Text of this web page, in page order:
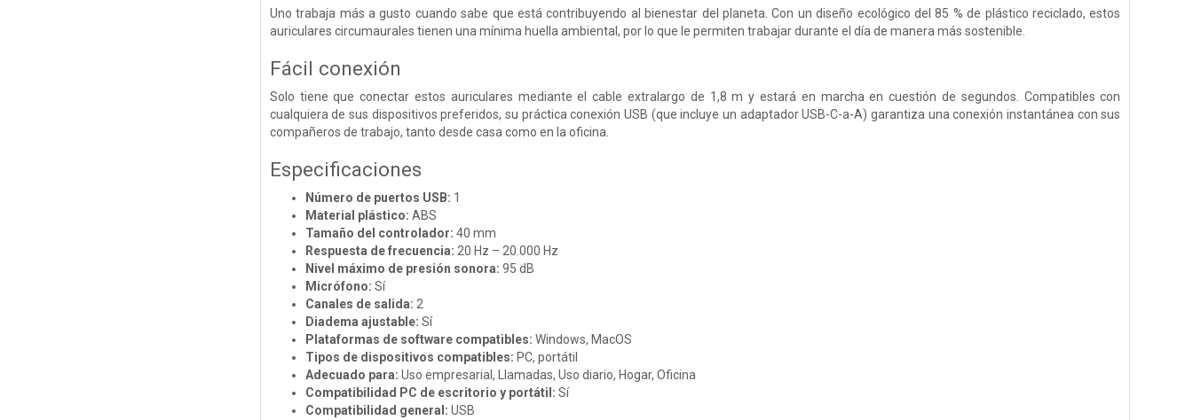
Uno trabaja más a gusto cuando sabe que está contribuyendo al bienestar del planeta. Con un diseño ecológico del 85 % de plástico reciclado, estos
auriculares circumaurales tienen una mínima huella ambiental, por lo que le permiten trabajar durante el día de manera más sostenible.
Fácil conexión
Solo tiene que conectar estos auriculares mediante el cable extralargo de 1,8 m y estará en marcha en cuestión de segundos. Compatibles con
cualquiera de sus dispositivos preferidos, su práctica conexión USB (que incluye un adaptador USB-C-a-A) garantiza una conexión instantánea con sus
compañeros de trabajo, tanto desde casa como en la oficina.
Especificaciones
Número de puertos USB: 1
Material plástico: ABS
Tamaño del controlador: 40 mm
Respuesta de frecuencia: 20 Hz – 20.000 Hz
Nivel máximo de presión sonora: 95 dB
Micrófono: Sí
Canales de salida: 2
Diadema ajustable: Sí
Plataformas de software compatibles: Windows, MacOS
Tipos de dispositivos compatibles: PC, portátil
Adecuado para: Uso empresarial, Llamadas, Uso diario, Hogar, Oficina
Compatibilidad PC de escritorio y portátil: Sí
Compatibilidad general: USB